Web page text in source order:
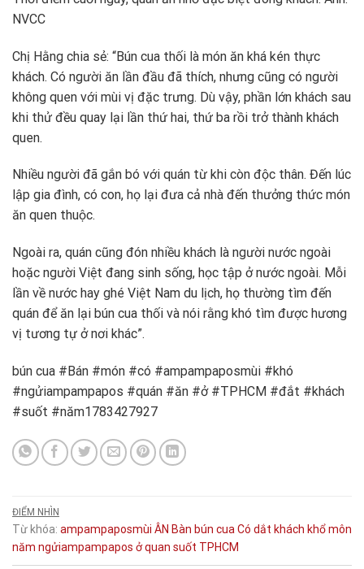
NVCC
Chị Hằng chia sẻ: “Bún cua thối là món ăn khá kén thực
khách. Có người ăn lần đầu đã thích, nhưng cũng có người
không quen với mùi vị đặc trưng. Dù vậy, phần lớn khách sau
khi thử đều quay lại lần thứ hai, thứ ba rồi trở thành khách
quen.
Nhiều người đã gắn bó với quán từ khi còn độc thân. Đến lúc
lập gia đình, có con, họ lại đưa cả nhà đến thưởng thức món
ăn quen thuộc.
Ngoài ra, quán cũng đón nhiều khách là người nước ngoài
hoặc người Việt đang sinh sống, học tập ở nước ngoài. Mỗi
lần về nước hay ghé Việt Nam du lịch, họ thường tìm đến
quán để ăn lại bún cua thối và nói rằng khó tìm được hương
vị tương tự ở nơi khác”.
bún cua #Bán #món #có #ampampaposmùi #khó
#ngửiampampapos #quán #ăn #ở #TPHCM #đắt #khách
#suốt #năm1783427927
ĐIỂM NHÌN
Từ khóa: ampampaposmùi ÂN Bàn bún cua Có dắt khách khổmôn
năm ngửiampampapos ởquan suốt TPHCM